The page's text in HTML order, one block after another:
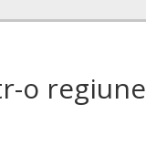
o regiune